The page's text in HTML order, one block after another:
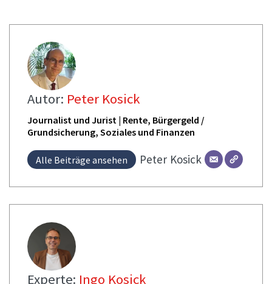
Autor: Peter Kosick
Journalist und Jurist | Rente, Bürgergeld /
Grundsicherung, Soziales und Finanzen
Alle Beiträge ansehen Peter Kosick
Experte: Ingo Kosick